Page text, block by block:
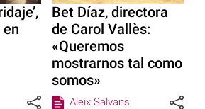
Bet Díaz, directora
de Carol Vallès:
«Queremos
mostrarnos tal como
somos»
Aleix Salvans